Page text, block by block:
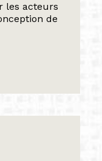
les acteurs
de